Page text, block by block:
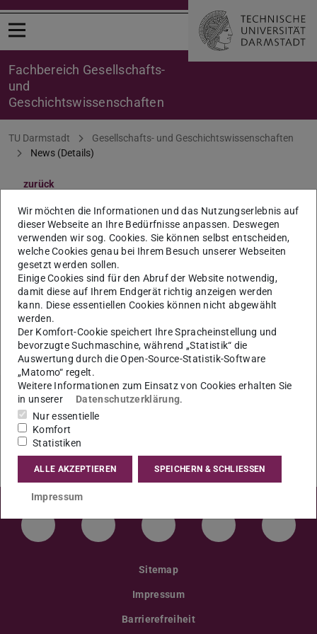
Menü öffnen
Fachbereich Gesellschafts-
und
Geschichtswissenschaften
Sie befinden sich hier:
TU Darmstadt
Gesellschafts- und Geschichtswissenschaften
News (Details)
zurück
Promotionsausschuss:
Sitzung am 31. Oktober 2024
13:00 Uhr; Ort: S3|13 111
31.10.2024
Unterlagen müssen spätestens 21 Tage vorher
eingereicht werden.
LinkedIn-Seite der TU Darmstadt
Instagram-Kanal der TU
Bluesky-Kanal der TU
Facebook-
Sitemap
Impressum
Barrierefreiheit
Wir möchten die Informationen und das Nutzungserlebnis auf
dieser Webseite an Ihre Bedürfnisse anpassen. Deswegen
verwenden wir sog. Cookies. Sie können selbst entscheiden,
welche Cookies genau bei Ihrem Besuch unserer Webseiten
gesetzt werden sollen.
Einige Cookies sind für den Abruf der Website notwendig,
damit diese auf Ihrem Endgerät richtig anzeigen werden
kann. Diese essentiellen Cookies können nicht abgewählt
werden.
Der Komfort-Cookie speichert Ihre Spracheinstellung und
bevorzugte Suchmaschine, während „Statistik“ die
Auswertung durch die Open-Source-Statistik-Software
„Matomo“ regelt.
Weitere Informationen zum Einsatz von Cookies erhalten Sie
in unserer
Datenschutzerklärung.
Nur essentielle
Komfort
Statistiken
ALLE AKZEPTIEREN SPEICHERN & SCHLIESSEN
Impressum